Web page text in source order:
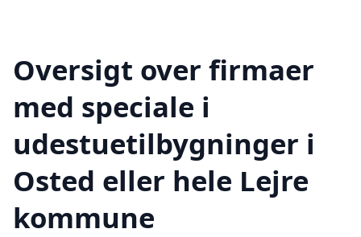
Oversigt over firmaer
med speciale i
udestuetilbygninger i
Osted eller hele Lejre
kommune